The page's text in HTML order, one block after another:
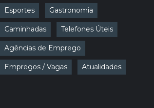
Esportes Gastronomia
Caminhadas Telefones Úteis
Agências de Emprego
Empregos / Vagas Atualidades